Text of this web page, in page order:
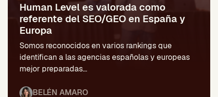
Human Level es valorada como
referente del SEO/GEO en España y
Europa
Somos reconocidos en varios rankings que
identifican a las agencias españolas y europeas
mejor preparadas...
BELÉN AMARO